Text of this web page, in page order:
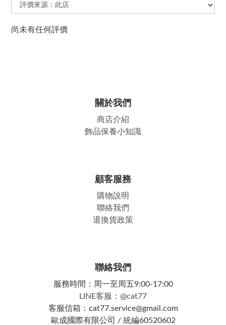
尚未有任何評價
關於我們
商店介紹
飾品保養小知識
顧客服務
購物說明
聯絡我們
退換貨政策
聯絡我們
服務時間：周一至周五9:00-17:00
LINE客服：@cat77
客服信箱：cat77.service@gmail.com
歐成國際有限公司 / 統編60520602